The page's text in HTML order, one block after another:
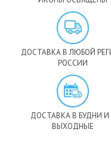
ДОСТАВКА В ЛЮБОЙ
РОССИИ
ДОСТАВКА В БУДНИ И
ВЫХОДНЫЕ